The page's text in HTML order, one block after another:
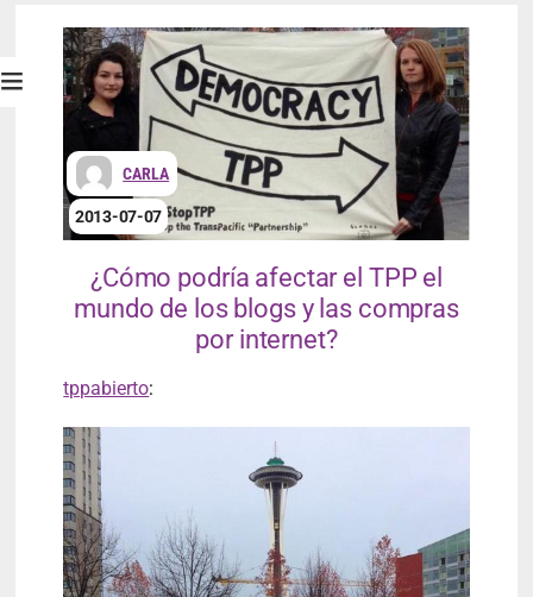
CARLA
2013-07-07
¿Cómo podría afectar el TPP el
mundo de los blogs y las compras
por internet?
tppabierto: